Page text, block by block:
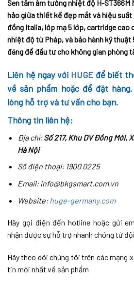
Sen tắm âm tường nhiệt độ H-ST366M
hảo giữa thiết kế đẹp mắt và hiệu
đồng Italia, lớp mạ 5 lớp, cartridge cao
nhiệt độ từ Pháp, và bảo hành kỹ thuật
đáng để đầu tư cho không gian phòng
Liên hệ ngay với HUGEđể biết
về sản phẩm hoặc để đặt
lòng hỗ trợ và tư vấn cho bạn.
Thông tin liên hệ:
Địa chỉ:Số 217, Khu DV Đồng Mới,
Hà Nội
Số điện thoại: 1900 0225
Email: info@bkgsmart.com.vn
Website: huge-germany.com
Hãy gọi điện đến hotline hoặc gửi
nhận được sự hỗ trợ nhanh chóng từ
Hãy theo dõi chúng tôi trên các mạng
tin mới nhất về sản phẩm